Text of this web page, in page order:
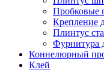
Пробковые
Крепление
Плинтус
Фурнитура
Коннелюрный
Клей